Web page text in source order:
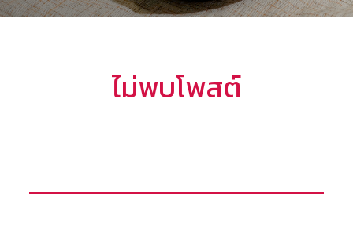
ไม่พบโพสต์